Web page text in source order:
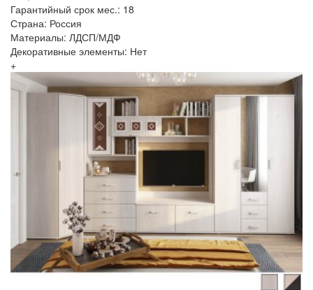
Гарантийный срок мес.: 18
Страна: Россия
Материалы: ЛДСП/МДФ
Декоративные элементы: Нет
+